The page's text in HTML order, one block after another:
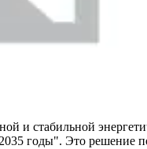
и стабильной
годы". Это решение